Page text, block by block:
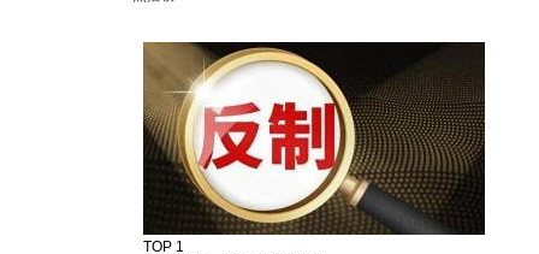
TOP 1